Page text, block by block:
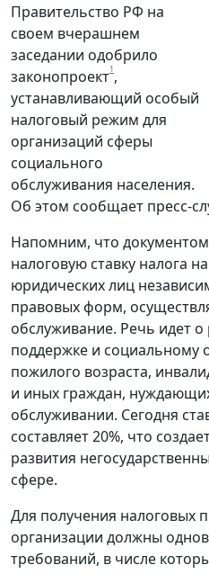
Правительство РФ на
своем вчерашнем
заседании одобрило
законопроект1,
устанавливающий особый
налоговый режим для
организаций сферы
социального
обслуживания населения.
Об этом сообщает пресс-
Напомним, что документом
налоговую ставку налога
юридических лиц
правовых форм,
обслуживание. Речь идет о
поддержке и социальному
пожилого возраста,
и иных граждан,
обслуживании. Сегодня
составляет 20%, что
развития
сфере.
Для получения налоговых
организации должны
требований, в числе